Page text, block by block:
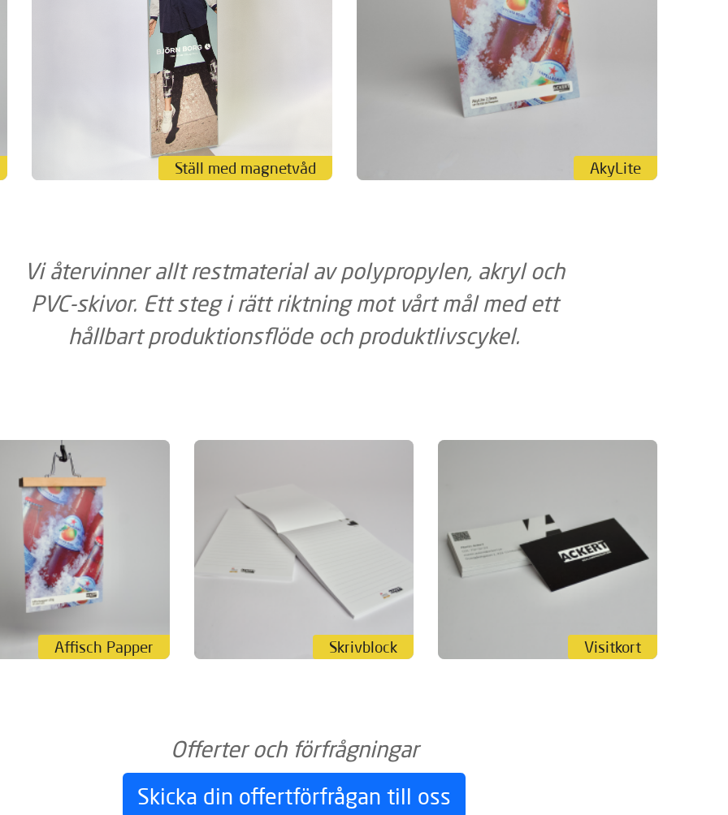
#event #storformat #tryckeri
Ställ med magnetvåd AkyLite
Vi återvinner allt restmaterial av polypropylen, akryl och
PVC-skivor. Ett steg i rätt riktning mot vårt mål med ett
hållbart produktionsflöde och produktlivscykel.
Affisch Papper Skrivblock Visitkort
Offerter och förfrågningar
Skicka din offertförfrågan till oss